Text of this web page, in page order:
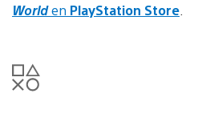
Worlden PlayStation Store